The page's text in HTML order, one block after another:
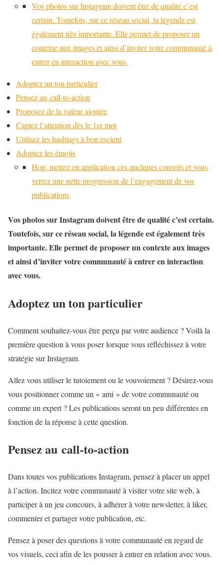
Vos photos sur Instagram doivent être de qualité c’est
certain. Toutefois, sur ce réseau social, la légende est
également très importante. Elle permet de proposer un
contexte aux images et ainsi d’inviter votre communauté à
entrer en interaction avec vous.
Adoptez un ton particulier
Pensez au call-to-action
Proposez de la valeur ajoutée
Captez l’attention dès le 1er mot
Utilisez les hashtags à bon escient
Adoptez les émojis
Hop, mettez en application ces quelques conseils et vous
verrez une nette progression de l’engagement de vos
publications
Vos photos sur Instagram doivent être de qualité c’est certain.
Toutefois, sur ce réseau social, la légende est également très
importante. Elle permet de proposer un contexte aux images
et ainsi d’inviter votre communauté à entrer en interaction
avec vous.
Adoptez un ton particulier
Comment souhaitez-vous être perçu par votre audience ? Voilà la
première question à vous poser lorsque vous réfléchissez à votre
stratégie sur Instagram.
Allez vous utiliser le tutoiement ou le vouvoiement ? Désirez-vous
vous positionner comme un « ami » de votre communauté ou
comme un expert ? Les publications seront un peu différentes en
fonction de la réponse à cette question.
Pensez au call-to-action
Dans toutes vos publications Instagram, pensez à placer un appel
à l’action. Incitez votre communauté à visiter votre site web, à
participer à un jeu concours, à adhérer à votre newsletter, à liker,
commenter et partager votre publication, etc.
Pensez à poser des questions à votre communauté en regard de
vos visuels, ceci afin de les pousser à entrer en relation avec vous.